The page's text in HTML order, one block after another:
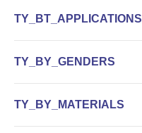
TY_BT_APPLICATIONS
TY_BY_GENDERS
TY_BY_MATERIALS